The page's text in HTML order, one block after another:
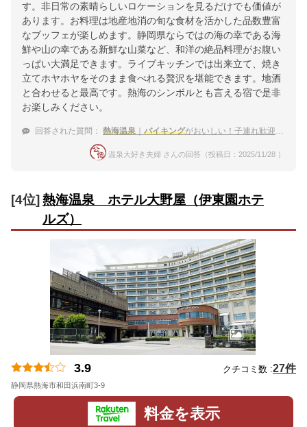
す。非日常の素晴らしいロケーションを見るだけでも価値が
あります。お料理は地産地消の旬な食材を活かした品数豊富
なブッフェが楽しめます。静岡県ならではの海の幸である海
鮮や山の幸である新鮮な山菜など、和洋の絶品料理がお腹い
っぱい大満足できます。ライブキッチンでは出来立て、焼き
立てホヤホヤをそのまま食べれる贅沢を堪能できます。地酒
と合わせると最高です。熱海のシンボルとも言える宿で是非
お楽しみください。
回答された質問： 熱海温泉 バイキングがおいしい！子連れ歓迎の宿のおすすめは？
温泉大好き夫婦 さんの回答（投稿日：2025/11/28 ）
[4位] 熱海温泉 ホテル大野屋（伊東園ホテ
ルズ）
3.9 クチコミ数 :27件
静岡県熱海市和田浜南町3-9
料金を表示